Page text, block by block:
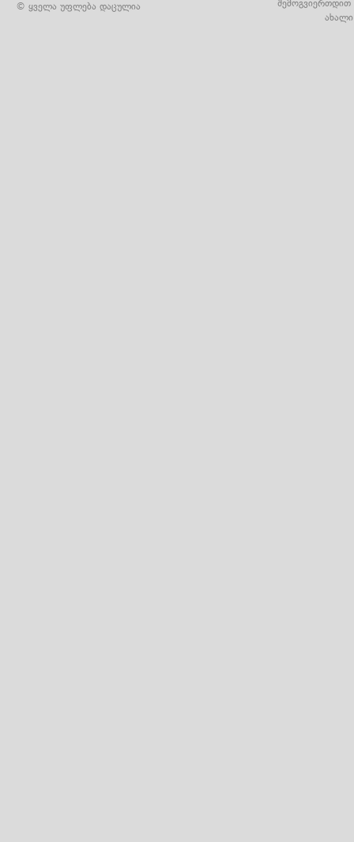
© ყველა უფლება დაცულია
შემოგვიერთდით
ახალი